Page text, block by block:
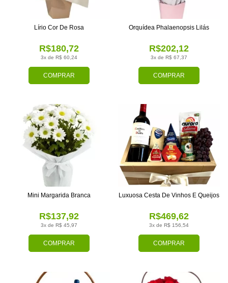
COMPRAR
3x de R$ 60,24
R$180,72
Lírio Cor De Rosa
COMPRAR
3x de R$ 67,37
R$202,12
Orquídea Phalaenopsis Lilás
COMPRAR
3x de R$ 45,97
R$137,92
Mini Margarida Branca
COMPRAR
3x de R$ 156,54
R$469,62
Luxuosa Cesta De Vinhos E Queijos